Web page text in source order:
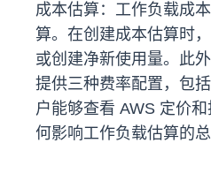
成本估算：工作负载成
算。在创建成本估算时
或创建净新使用量。此
提供三种费率配置，包
户能够查看 AWS 定价
何影响工作负载估算的总